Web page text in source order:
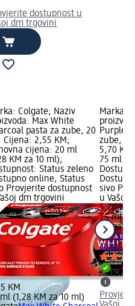
dostupnost u
dm trgovini
Colgate; Naziv
Max White
pasta za zube, 20
Cijena: 2,55 KM;
cijena: 20 ml
KM za 10 ml);
Status zeleno
online, Status
Provjerite dostupnost
dm trgovini
KM
(1,28 KM za 10 ml)
Marka:
Purple
zube,
5,70
75 ml
sivo
u Vašoj
5,70 KM
75 ml
Colgate
Purple
zube,